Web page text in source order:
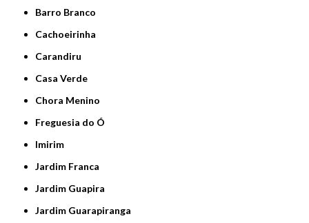
Barro Branco
Cachoeirinha
Carandiru
Casa Verde
Chora Menino
Freguesia do Ó
Imirim
Jardim Franca
Jardim Guapira
Jardim Guarapiranga